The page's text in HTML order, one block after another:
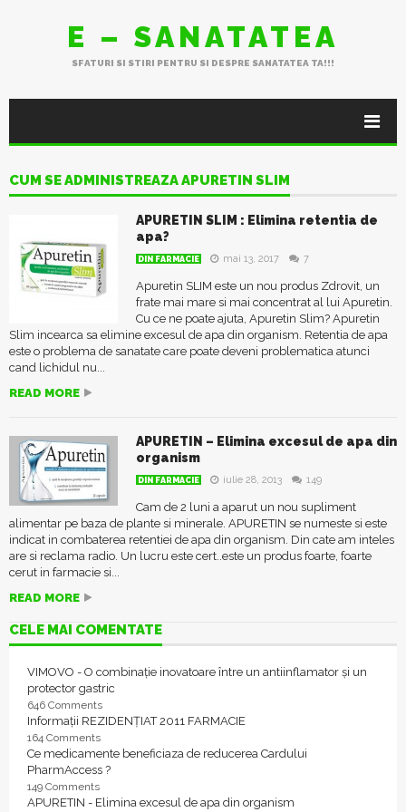
E – SANATATEA
SFATURI SI STIRI PENTRU SI DESPRE SANATATEA TA!!!
CUM SE ADMINISTREAZA APURETIN SLIM
APURETIN SLIM : Elimina retentia de
apa?
DIN FARMACIE mai 13, 2017 7
Apuretin SLIM este un nou produs Zdrovit, un
frate mai mare si mai concentrat al lui Apuretin.
Cu ce ne poate ajuta, Apuretin Slim? Apuretin
Slim incearca sa elimine excesul de apa din organism. Retentia de apa
este o problema de sanatate care poate deveni problematica atunci
cand lichidul nu...
READ MORE
APURETIN – Elimina excesul de apa din
organism
DIN FARMACIE iulie 28, 2013 149
Cam de 2 luni a aparut un nou supliment
alimentar pe baza de plante si minerale. APURETIN se numeste si este
indicat in combaterea retentiei de apa din organism. Din cate am inteles
are si reclama radio. Un lucru este cert..este un produs foarte, foarte
cerut in farmacie si...
READ MORE
CELE MAI COMENTATE
VIMOVO - O combinație inovatoare între un antiinflamator și un
protector gastric
646 Comments
Informații REZIDENȚIAT 2011 FARMACIE
164 Comments
Ce medicamente beneficiaza de reducerea Cardului
PharmAccess ?
149 Comments
APURETIN - Elimina excesul de apa din organism